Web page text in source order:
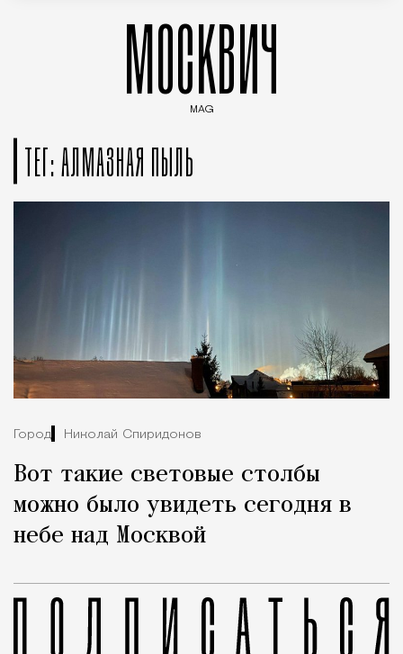
МОСКВИЧ
MAG
ТЕГ: АЛМАЗНАЯ ПЫЛЬ
Город Николай Спиридонов
Вот такие световые столбы
можно было увидеть сегодня в
небе над Москвой